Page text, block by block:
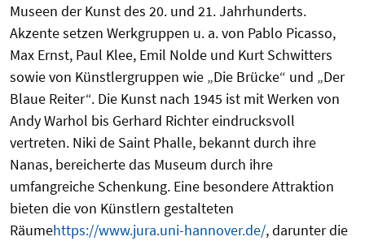
Museen der Kunst des 20. und 21. Jahrhunderts.
Akzente setzen Werkgruppen u. a. von Pablo Picasso,
Max Ernst, Paul Klee, Emil Nolde und Kurt Schwitters
sowie von Künstlergruppen wie „Die Brücke“ und „Der
Blaue Reiter“. Die Kunst nach 1945 ist mit Werken von
Andy Warhol bis Gerhard Richter eindrucksvoll
vertreten. Niki de Saint Phalle, bekannt durch ihre
Nanas, bereicherte das Museum durch ihre
umfangreiche Schenkung. Eine besondere Attraktion
bieten die von Künstlern gestalteten
Räumehttps://www.jura.uni-hannover.de/, darunter die